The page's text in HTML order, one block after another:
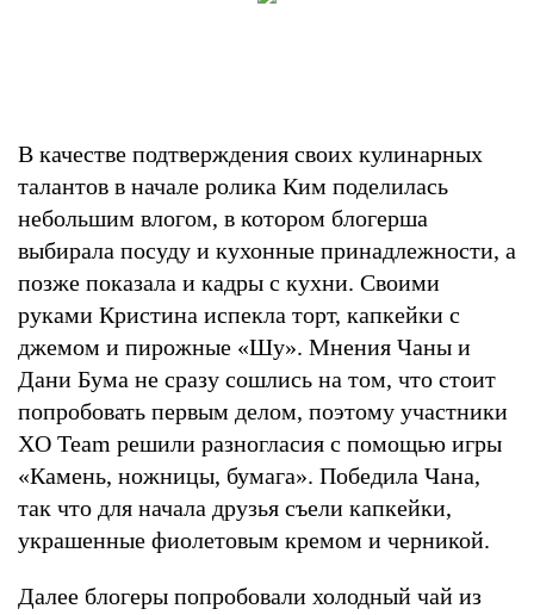
В качестве подтверждения своих кулинарных
талантов в начале ролика Ким поделилась
небольшим влогом, в котором блогерша
выбирала посуду и кухонные принадлежности, а
позже показала и кадры с кухни. Своими
руками Кристина испекла торт, капкейки с
джемом и пирожные «Шу». Мнения Чаны и
Дани Бума не сразу сошлись на том, что стоит
попробовать первым делом, поэтому участники
XO Team решили разногласия с помощью игры
«Камень, ножницы, бумага». Победила Чана,
так что для начала друзья съели капкейки,
украшенные фиолетовым кремом и черникой.
Далее блогеры попробовали холодный чай из